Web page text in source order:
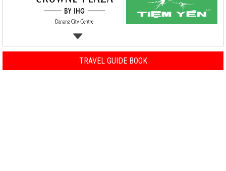
TRAVEL GUIDE BOOK